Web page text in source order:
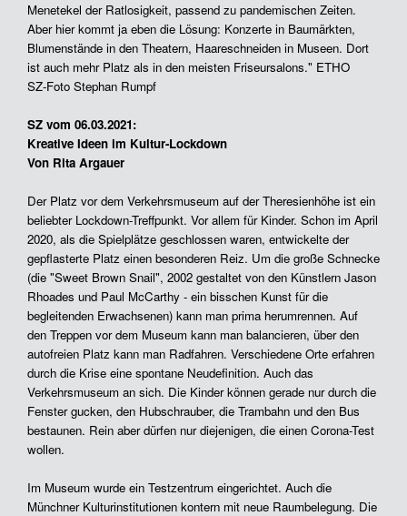
Menetekel der Ratlosigkeit, passend zu pandemischen Zeiten.
Aber hier kommt ja eben die Lösung: Konzerte in Baumärkten,
Blumenstände in den Theatern, Haareschneiden in Museen. Dort
ist auch mehr Platz als in den meisten Friseursalons." ETHO
SZ-Foto Stephan Rumpf
SZ vom 06.03.2021:
Kreative Ideen im Kultur-Lockdown
Von Rita Argauer
Der Platz vor dem Verkehrsmuseum auf der Theresienhöhe ist ein
beliebter Lockdown-Treffpunkt. Vor allem für Kinder. Schon im April
2020, als die Spielplätze geschlossen waren, entwickelte der
gepflasterte Platz einen besonderen Reiz. Um die große Schnecke
(die "Sweet Brown Snail", 2002 gestaltet von den Künstlern Jason
Rhoades und Paul McCarthy - ein bisschen Kunst für die
begleitenden Erwachsenen) kann man prima herumrennen. Auf
den Treppen vor dem Museum kann man balancieren, über den
autofreien Platz kann man Radfahren. Verschiedene Orte erfahren
durch die Krise eine spontane Neudefinition. Auch das
Verkehrsmuseum an sich. Die Kinder können gerade nur durch die
Fenster gucken, den Hubschrauber, die Trambahn und den Bus
bestaunen. Rein aber dürfen nur diejenigen, die einen Corona-Test
wollen.
Im Museum wurde ein Testzentrum eingerichtet. Auch die
Münchner Kulturinstitutionen kontern mit neue Raumbelegung. Die